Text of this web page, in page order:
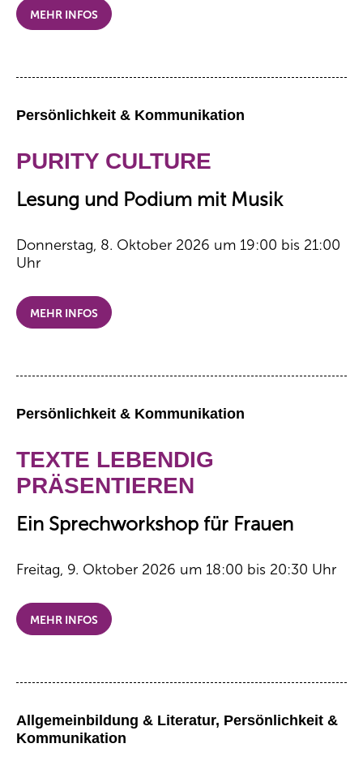
MEHR INFOS
Persönlichkeit & Kommunikation
PURITY CULTURE
Lesung und Podium mit Musik
Donnerstag, 8. Oktober 2026 um 19:00 bis 21:00
Uhr
MEHR INFOS
Persönlichkeit & Kommunikation
TEXTE LEBENDIG
PRÄSENTIEREN
Ein Sprechworkshop für Frauen
Freitag, 9. Oktober 2026 um 18:00 bis 20:30 Uhr
MEHR INFOS
Allgemeinbildung & Literatur, Persönlichkeit &
Kommunikation